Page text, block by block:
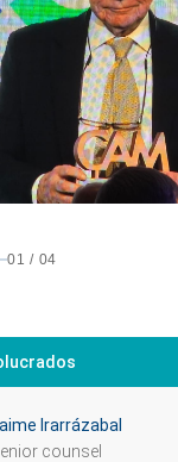
01 / 04
Irarrázabal
counsel